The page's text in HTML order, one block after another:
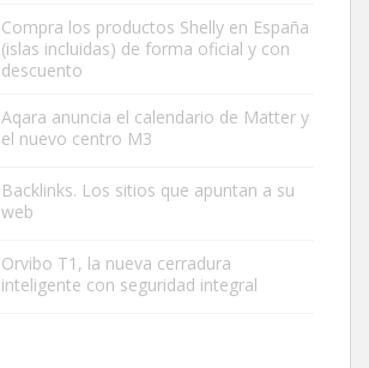
Compra los productos Shelly en España
(islas incluidas) de forma oficial y con
descuento
Aqara anuncia el calendario de Matter y
el nuevo centro M3
Backlinks. Los sitios que apuntan a su
web
Orvibo T1, la nueva cerradura
inteligente con seguridad integral